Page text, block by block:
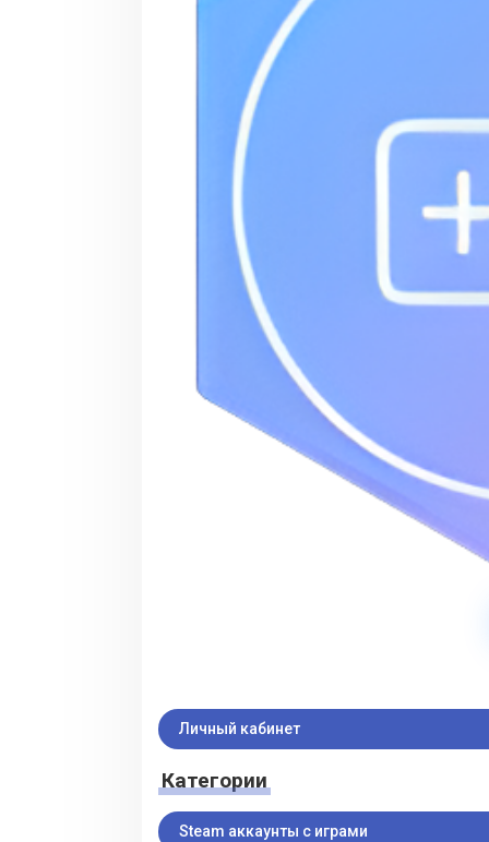
Личный кабинет
Категории
Steam аккаунты с играми